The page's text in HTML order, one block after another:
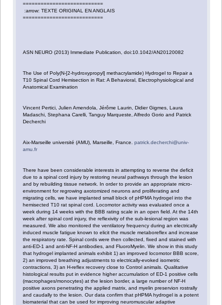
===========================
:arrow: TEXTE ORIGINAL EN ANGLAIS
===========================
ASN NEURO (2013) Immediate Publication, doi:10.1042/AN20120082
The Use of Poly(N-[2-hydroxypropyl] methacrylamide) Hydrogel to Repair a
T10 Spinal Cord Hemisection in Rat: A Behavioral, Electrophysiological and
Anatomical Examination
Vincent Pertici, Julien Amendola, Jérôme Laurin, Didier Gigmes, Laura
Madaschi, Stephana Carelli, Tanguy Marqueste, Alfredo Gorio and Patrick
Decherchi
Aix-Marseille université (AMU), Marseille, France.patrick.decherchi@univ-
amu.fr
There have been considerable interests in attempting to reverse the deficit
due to a spinal cord injury by restoring neural pathways through the lesion
and by rebuilding tissue network. In order to provide an appropriate micro-
environment for regrowing axotomized neurons and proliferating and
migrating cells, we have implanted small block of pHPMA hydrogel into the
hemisected T10 rat spinal cord. Locomotor activity was evaluated once a
week during 14 weeks with the BBB rating scale in an open field. At the 14th
week after spinal cord injury, the reflexivity of the sub-lesional region was
measured. We also monitored the ventilatory frequency during an electrically
induced muscle fatigue known to elicit the muscle metaboreflex and increase
the respiratory rate. Spinal cords were then collected, fixed and stained with
anti-ED-1 and anti-NF-H antibodies, and FluoroMyelin. We show in this study
that hydrogel implanted animals exhibit 1) an improved locomotor BBB score,
2) an improved breathing adjustments to electrically-evoked isometric
contractions, 3) an H-reflex recovery close to Control animals. Qualitative
histological results put in evidence higher accumulation of ED-1 positive cells
(macrophages/monocytes) at the lesion border, a large number of NF-H
positive axons penetrating the applied matrix, and myelin preservion rostrally
and caudally to the lesion. Our data confirm that pHPMA hydrogel is a potent
biomaterial that can be used for improving neuromuscular adaptive